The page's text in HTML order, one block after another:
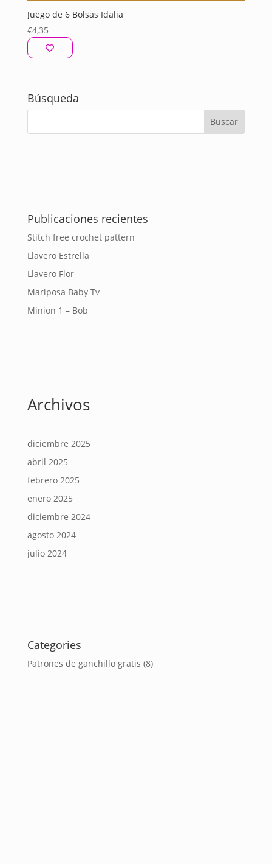
Juego de 6 Bolsas Idalia
€4,35
Búsqueda
Publicaciones recientes
Stitch free crochet pattern
Llavero Estrella
Llavero Flor
Mariposa Baby Tv
Minion 1 – Bob
Archivos
diciembre 2025
abril 2025
febrero 2025
enero 2025
diciembre 2024
agosto 2024
julio 2024
Categories
Patrones de ganchillo gratis (8)